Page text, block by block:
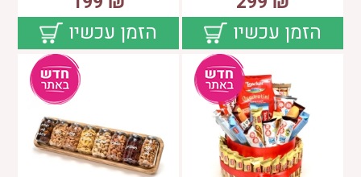
הזמן עכשיו הזמן עכשיו